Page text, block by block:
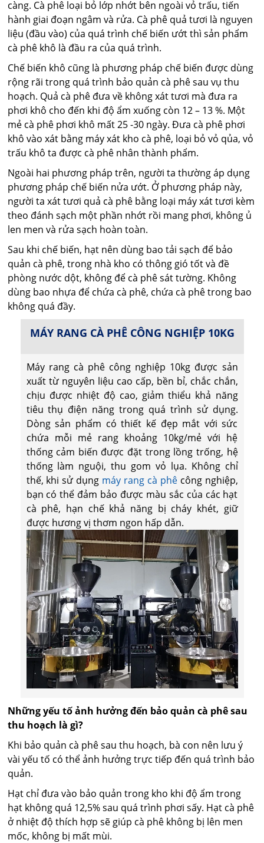
càng. Cà phê loại bỏ lớp nhớt bên ngoài vỏ trấu, tiến
hành giai đoạn ngâm và rửa. Cà phê quả tươi là nguyen
liệu (đầu vào) của quá trình chế biến ướt thì sản phẩm
cà phê khô là đầu ra của quá trình.
Chế biến khô cũng là phương pháp chế biến được dùng
rộng rãi trong quá trình bảo quản cà phê sau vụ thu
hoạch. Quả cà phê đưa về không xát tươi mà đưa ra
phơi khô cho đến khi độ ẩm xuống còn 12 – 13 %. Một
mẻ cà phê phơi khô mất 25 -30 ngày. Đưa cà phê phơi
khô vào xát bằng máy xát kho cà phê, loại bỏ vỏ qủa, vỏ
trấu khô ta được cà phê nhân thành phẩm.
Ngoài hai phương pháp trên, người ta thường áp dụng
phương pháp chế biến nửa ướt. Ở phương pháp này,
người ta xát tươi quả cà phê bằng loại máy xát tươi kèm
theo đánh sạch một phần nhớt rồi mang phơi, không ủ
len men và rửa sạch hoàn toàn.
Sau khi chế biến, hạt nên dùng bao tải sạch để bảo
quản cà phê, trong nhà kho có thông gió tốt và đề
phòng nước dột, không để cà phê sát tường. Không
dùng bao nhựa để chứa cà phê, chứa cà phê trong bao
không quá đầy.
MÁY RANG CÀ PHÊ CÔNG NGHIỆP 10KG
Máy rang cà phê công nghiệp 10kg được sản
xuất từ nguyên liệu cao cấp, bền bỉ, chắc chắn,
chịu được nhiệt độ cao, giảm thiểu khả năng
tiêu thụ điện năng trong quá trình sử dụng.
Dòng sản phẩm có thiết kế đẹp mắt với sức
chứa mỗi mẻ rang khoảng 10kg/mẻ với hệ
thống cảm biến được đặt trong lồng trống, hệ
thống làm nguội, thu gom vỏ lụa. Không chỉ
thế, khi sử dụng máy rang cà phêcông nghiệp,
bạn có thể đảm bảo được màu sắc của các hạt
cà phê, hạn chế khả năng bị cháy khét, giữ
được hương vị thơm ngon hấp dẫn.
Những yếu tố ảnh hưởng đến bảo quản cà phê sau
thu hoạch là gì?
Khi bảo quản cà phê sau thu hoạch, bà con nên lưu ý
vài yếu tố có thể ảnh hưởng trực tiếp đến quá trình bảo
quản.
Hạt chỉ đưa vào bảo quản trong kho khi độ ẩm trong
hạt không quá 12,5% sau quá trình phơi sấy. Hạt cà phê
ở nhiệt độ thích hợp sẽ giúp cà phê không bị lên men
mốc, không bị mất mùi.